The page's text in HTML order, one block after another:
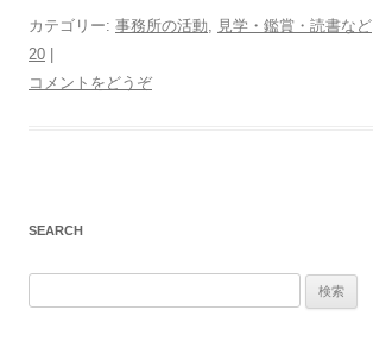
カテゴリー: 事務所の活動 見学・鑑賞・読書など
20 |
コメントをどうぞ
SEARCH